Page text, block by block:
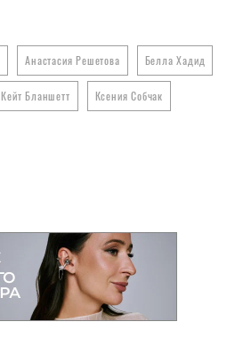
Анастасия Решетова Белла Хадид
Кейт Бланшетт Ксения Собчак